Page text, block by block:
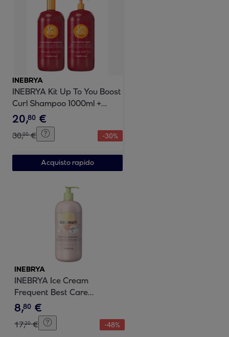
INEBRYA
INEBRYA Kit Up To You Boost
Curl Shampoo 1000ml +
Mask 1000ml
20,80 €
30,00 € -30%
Acquisto rapido
INEBRYA
INEBRYA Ice Cream
Frequent Best Care
Conditioner 1000ml
8,80 €
17,20 € -48%